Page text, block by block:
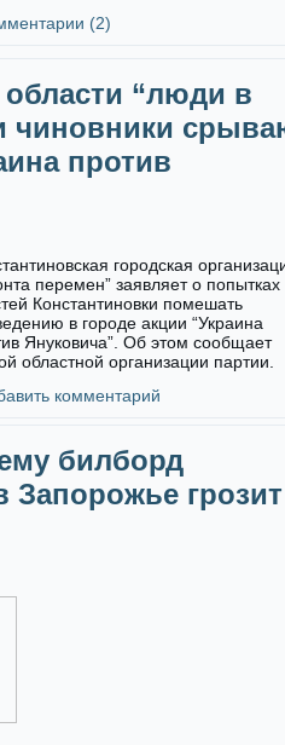
(2)
“люди в
чиновники
против
городская
перемен” заявляет о попытках
Константиновки помешать
в городе акции “Украина
Януковича”. Об этом сообщает
областной организации партии.
комментарий
билборд
Запорожье грозит